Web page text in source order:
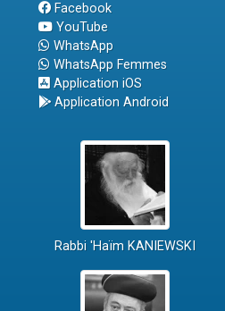
Facebook
YouTube
WhatsApp
WhatsApp Femmes
Application iOS
Application Android
Rabbi 'Haïm KANIEWSKI